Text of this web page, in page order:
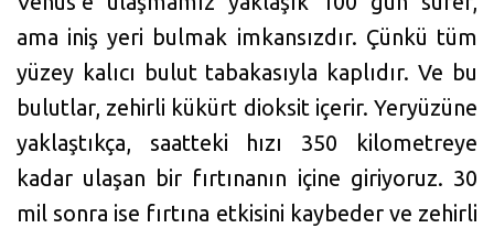
ama iniş yeri bulmak imkansızdır. Çünkü tüm
yüzey kalıcı bulut tabakasıyla kaplıdır. Ve bu
bulutlar, zehirli kükürt dioksit içerir. Yeryüzüne
yaklaştıkça, saatteki hızı 350 kilometreye
kadar ulaşan bir fırtınanın içine giriyoruz. 30
mil sonra ise fırtına etkisini kaybeder ve zehirli